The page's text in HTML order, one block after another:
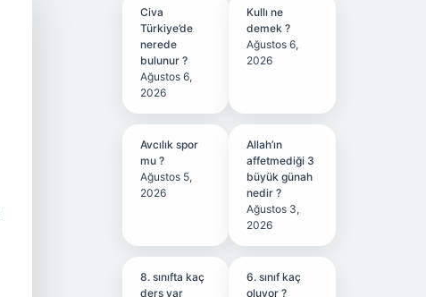
Civa
Türkiye’de
nerede
bulunur ?
Ağustos 6,
2026
Kullı ne
demek ?
Ağustos 6,
2026
Avcılık spor
mu ?
Ağustos 5,
2026
Allah’ın
affetmediği 3
büyük günah
nedir ?
Ağustos 3,
2026
8. sınıfta kaç
ders var
6. sınıf kaç
oluyor ?